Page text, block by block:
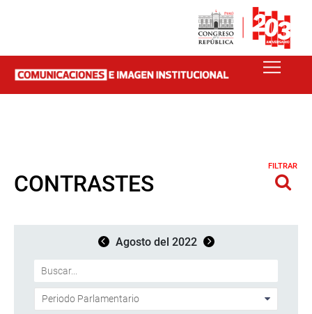
CONTRASTES
FILTRAR
Agosto del 2022